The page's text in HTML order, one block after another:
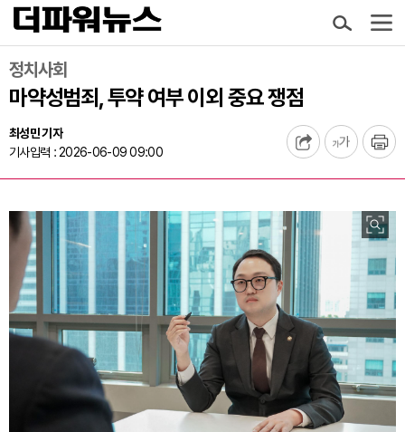
정치사회
마약성범죄, 투약 여부 이외 중요 쟁점
최성민 기자
기사입력 : 2026-06-09 09:00